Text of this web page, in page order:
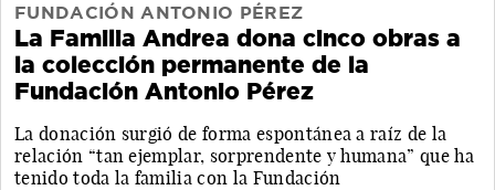
FUNDACIÓN ANTONIO PÉREZ
La Familia Andrea dona cinco obras a
la colección permanente de la
Fundación Antonio Pérez
La donación surgió de forma espontánea a raíz de la
relación “tan ejemplar, sorprendente y humana” que ha
tenido toda la familia con la Fundación